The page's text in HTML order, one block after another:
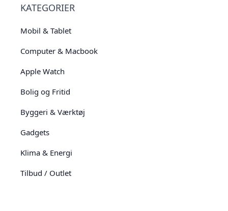
KATEGORIER
Mobil & Tablet
Computer & Macbook
Apple Watch
Bolig og Fritid
Byggeri & Værktøj
Gadgets
Klima & Energi
Tilbud / Outlet